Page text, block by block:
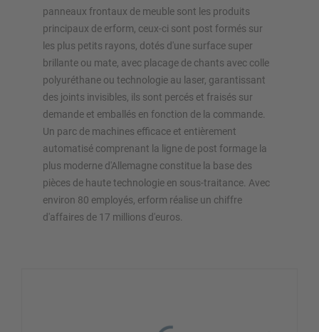
panneaux frontaux de meuble sont les produits
principaux de erform, ceux-ci sont post formés sur
les plus petits rayons, dotés d'une surface super
brillante ou mate, avec placage de chants avec colle
polyuréthane ou technologie au laser, garantissant
des joints invisibles, ils sont percés et fraisés sur
demande et emballés en fonction de la commande.
Un parc de machines efficace et entièrement
automatisé comprenant la ligne de post formage la
plus moderne d'Allemagne constitue la base des
pièces de haute technologie en sous-traitance. Avec
environ 80 employés, erform réalise un chiffre
d'affaires de 17 millions d'euros.